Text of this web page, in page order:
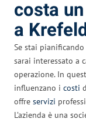
costa
a
Se stai
sarai interessato a
operazione. In
influenzano i costi
offre servizi
L’azienda è una